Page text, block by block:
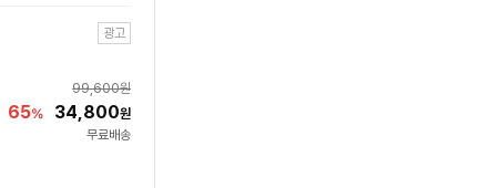
광고
99,600원
65% 34,800원
무료배송